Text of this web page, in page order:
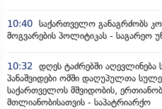
10:40 საქართველო განაგრძობს
მოგვარების პოლიტიკას - საგარეო
10:32 დღეს ტაძრებში
პანაშვიდები ომში დაღუპულთა
საქართველოს მშვიდობის,
მთლიანობისათვის - საპატრიარქო